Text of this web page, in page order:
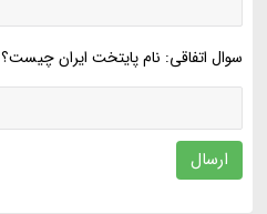
سوال اتفاقی: نام پایتخت ایران چیست؟
ارسال